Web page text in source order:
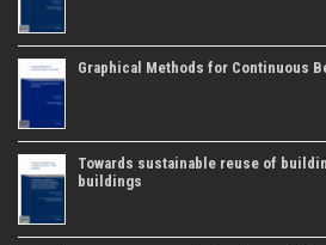
Graphical Methods for Continuous
Towards sustainable reuse of
buildings